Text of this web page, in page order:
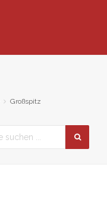
Großspitz